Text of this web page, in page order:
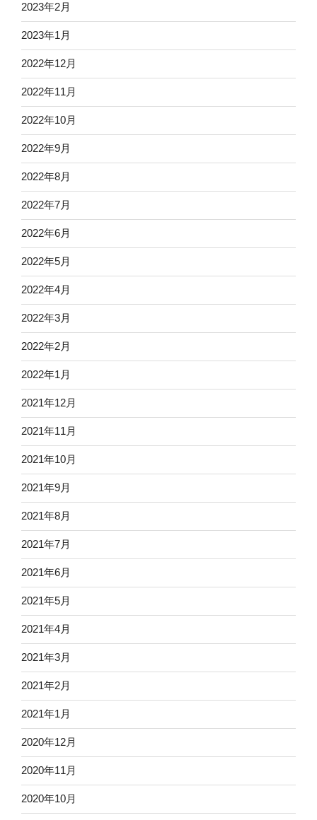
2023年2月
2023年1月
2022年12月
2022年11月
2022年10月
2022年9月
2022年8月
2022年7月
2022年6月
2022年5月
2022年4月
2022年3月
2022年2月
2022年1月
2021年12月
2021年11月
2021年10月
2021年9月
2021年8月
2021年7月
2021年6月
2021年5月
2021年4月
2021年3月
2021年2月
2021年1月
2020年12月
2020年11月
2020年10月